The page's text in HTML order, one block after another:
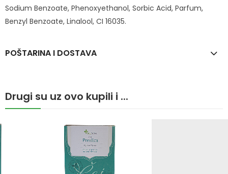
Sodium Benzoate, Phenoxyethanol, Sorbic Acid, Parfum,
Benzyl Benzoate, Linalool, CI 16035.
POŠTARINA I DOSTAVA
Drugi su uz ovo kupili i ...